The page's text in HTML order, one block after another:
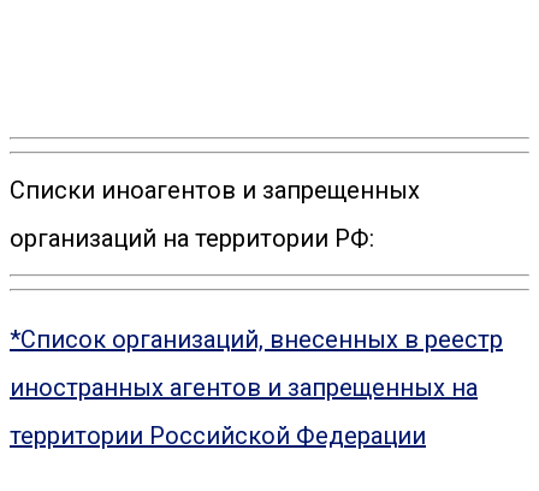
Списки иноагентов и запрещенных
организаций на территории РФ:
*Список организаций, внесенных в реестр
иностранных агентов и запрещенных на
территории Российской Федерации